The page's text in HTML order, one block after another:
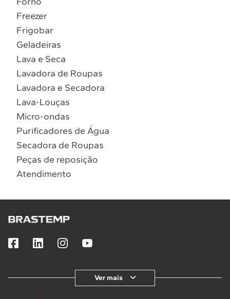
Localizar assistência técnica
Freezer
Frigobar
Geladeiras
Lava e Seca
Lavadora de Roupas
Lavadora e Secadora
Lava-Louças
Micro-ondas
Purificadores de Água
Secadora de Roupas
Peças de reposição
Atendimento
Ver mais